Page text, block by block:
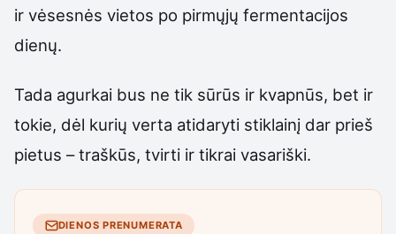
ir vėsesnės vietos po pirmųjų fermentacijos
dienų.
Tada agurkai bus ne tik sūrūs ir kvapnūs, bet ir
tokie, dėl kurių verta atidaryti stiklainį dar prieš
pietus – traškūs, tvirti ir tikrai vasariški.
DIENOS PRENUMERATA